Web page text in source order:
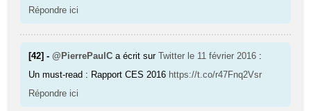
Répondre ici
[42] -@PierrePaulC a écrit surTwitter le 11 février 2016 :
Un must-read : Rapport CES 2016 https://t.co/r47Fnq2Vsr
Répondre ici